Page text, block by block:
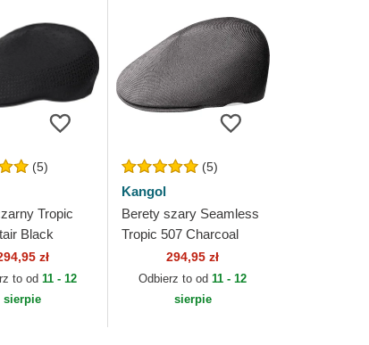
(5)
Tropic
Black
zł
to od 11 - 12
sierpie
(5)
Kangol
Berety szary Seamless
Tropic 507 Charcoal
294,95 zł
Odbierz to od11 - 12
sierpie